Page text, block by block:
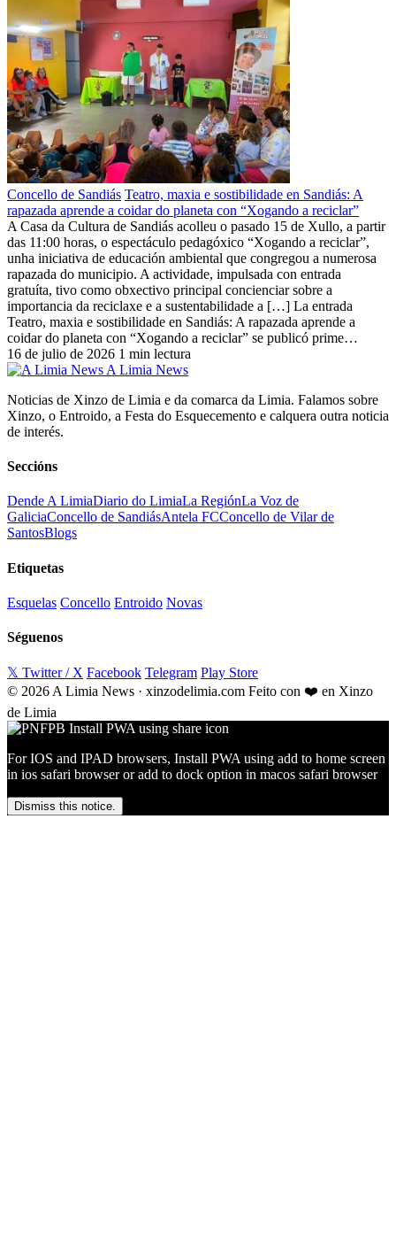
Concello de Sandiás Teatro, maxia e sostibilidade en Sandiás: A
rapazada aprende a coidar do planeta con “Xogando a reciclar”
A Casa da Cultura de Sandiás acolleu o pasado 15 de Xullo, a partir
das 11:00 horas, o espectáculo pedagóxico “Xogando a reciclar”,
unha iniciativa de educación ambiental que congregou a numerosa
rapazada do municipio. A actividade, impulsada con entrada
gratuíta, tivo como obxectivo principal concienciar sobre a
importancia da reciclaxe e a sustentabilidade a […] La entrada
Teatro, maxia e sostibilidade en Sandiás: A rapazada aprende a
coidar do planeta con “Xogando a reciclar” se publicó prime…
16 de julio de 2026 1 min lectura
A Limia News
Noticias de Xinzo de Limia e da comarca da Limia. Falamos sobre
Xinzo, o Entroido, a Festa do Esquecemento e calquera outra noticia
de interés.
Seccións
Dende A LimiaDiario do LimiaLa RegiónLa Voz de
GaliciaConcello de SandiásAntela FCConcello de Vilar de
SantosBlogs
Etiquetas
Esquelas Concello Entroido Novas
Séguenos
𝕏 Twitter / X Facebook Telegram Play Store
© 2026 A Limia News · xinzodelimia.com Feito con ❤️ en Xinzo
de Limia
For IOS and IPAD browsers, Install PWA using add to home screen
in ios safari browser or add to dock option in macos safari browser
Dismiss this notice.